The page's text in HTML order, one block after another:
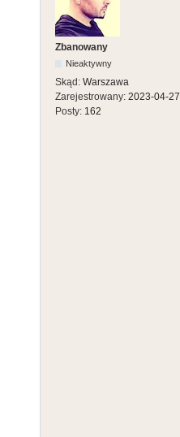
Zbanowany
Nieaktywny
Skąd: Warszawa
Zarejestrowany: 2023-04-27
Posty: 162